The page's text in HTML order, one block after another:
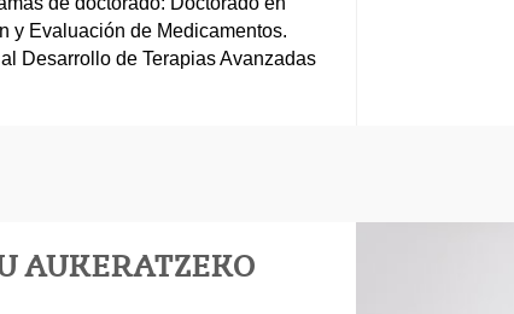
y Evaluación de Medicamentos.
Desarrollo de Terapias Avanzadas
AUKERATZEKO